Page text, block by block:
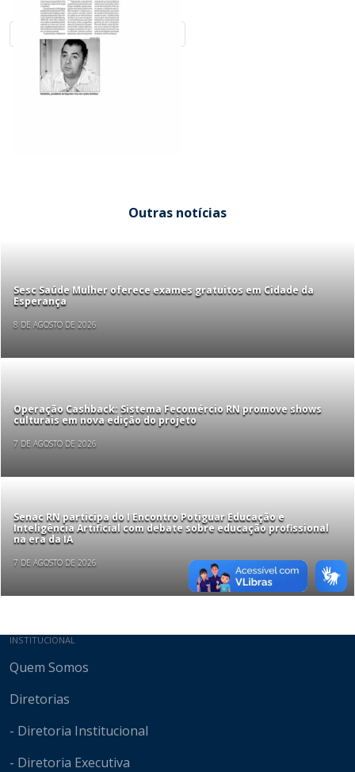
Outras notícias
Sesc Saúde Mulher oferece exames gratuitos em Cidade da
Esperança
8 DE AGOSTO DE 2026
Operação Cashback: Sistema Fecomércio RN promove shows
culturais em nova edição do projeto
7 DE AGOSTO DE 2026
Senac RN participa do I Encontro Potiguar Educação e
Inteligência Artificial com debate sobre educação profissional
na era da IA
7 DE AGOSTO DE 2026
Mapa do site
INSTITUCIONAL
Quem Somos
Diretorias
- Diretoria Institucional
- Diretoria Executiva